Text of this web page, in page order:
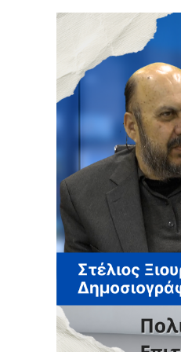
εντόπισε
ποινικών
Το εύλογο
Αφορά το πώς
διερεύνηση να
Και ακόμη
διερεύνηση.
Εδώ
Η αξιοπιστία
την ποιότητα
προς την
Όταν οι ίδιες